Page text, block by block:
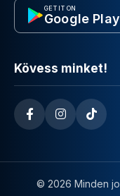
GET IT ON
Google Play
Kövess minket!
© 2026 Minden